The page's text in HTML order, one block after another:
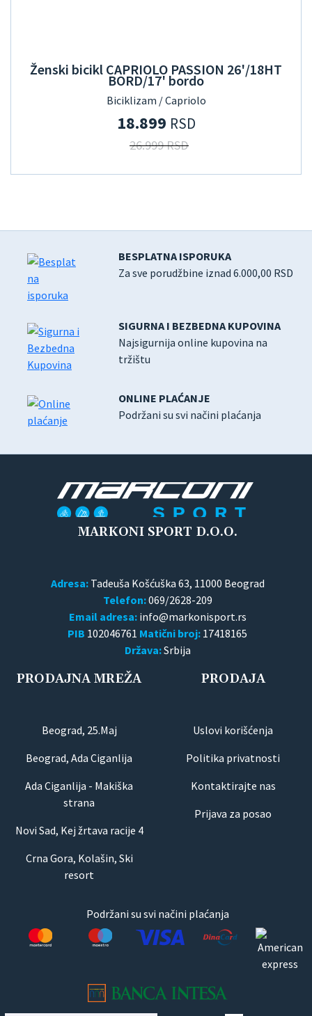
Ženski bicikl CAPRIOLO PASSION 26'/18HT
BORD/17' bordo
Biciklizam / Capriolo
18.899 RSD
26.999 RSD
BESPLATNA ISPORUKA
Za sve porudžbine iznad 6.000,00 RSD
SIGURNA I BEZBEDNA KUPOVINA
Najsigurnija online kupovina na
tržištu
ONLINE PLAĆANJE
Podržani su svi načini plaćanja
MARKONI SPORT D.O.O.
Adresa:Tadeuša Košćuška 63, 11000 Beograd
Telefon:069/2628-209
Email adresa:
PIB 102046761 Matični broj: 17418165
Država:Srbija
PRODAJNA MREŽA
Beograd, 25.Maj
Beograd, Ada Ciganlija
Ada Ciganlija - Makiška
strana
Novi Sad, Kej žrtava racije 4
Crna Gora, Kolašin, Ski
resort
PRODAJA
Uslovi korišćenja
Politika privatnosti
Kontaktirajte nas
Prijava za posao
Podržani su svi načini plaćanja